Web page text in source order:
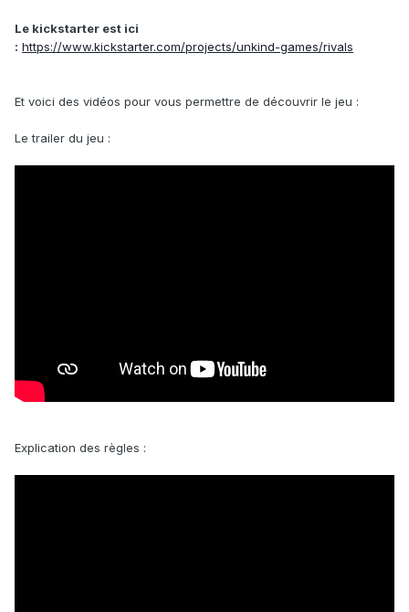
Le kickstarter est ici
: https://www.kickstarter.com/projects/unkind-games/rivals
Et voici des vidéos pour vous permettre de découvrir le jeu :
Le trailer du jeu :
Explication des règles :